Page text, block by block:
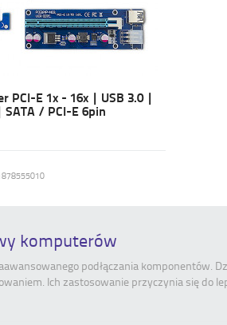
PCI-E 1x - 16x | USB 3.0 |
SATA / PCI-E 6pin
komputerów
podłączania
Ich zastosowanie przyczynia się